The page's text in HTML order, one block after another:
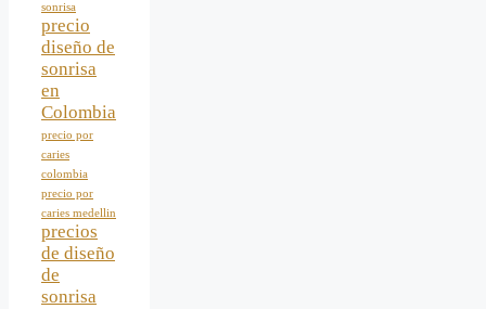
sonrisa
precio
diseño de
sonrisa
en
Colombia
precio por
caries
colombia
precio por
caries medellin
precios
de diseño
de
sonrisa